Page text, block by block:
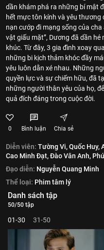
dần khám phá ra những bí mật
hết mực tôn kính và yêu thương
nạn cướp đi mạng sống của
vật giấu mặt”, Dương đã dần
khúc. Từ đây, 3 gia đình xoay
những bi kịch thảm khóc đầy
yêu luôn dằn xé nhau. Những
quyền lực và sự chiếm hữu, đã
những người thân yêu của họ,
quả đích đáng trong cuộc đời.
0 Bình luận Chia sẻ
Diễn viên: Tường Vi,Quốc Huy,
Cao Minh Đạt,Đào Vân Anh,
Đạo diễn: Nguyễn Quang Minh
Thể loại: Phim tâm lý
Danh sách tập
50/50 tập
01-30 31-50